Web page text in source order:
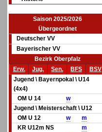
Saison 2025/2026
Übergeordnet
Deutscher VV
Bayerischer VV
Bezirk Oberpfalz
Erw.
Jug. Sen. BFS
BSV
Jugend \ Bayernpokal \ U14
(4x4)
OM U 14
w
Jugend \ Meisterschaft \ U12
OM U 12
w
m
KR U12m NS
m